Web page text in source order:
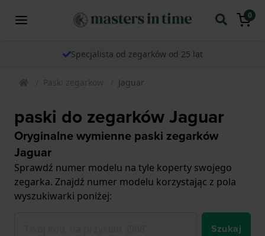
0
Specjalista od zegarków od 25 lat
Paski zegarkow Jaguar
paski do zegarków Jaguar
Oryginalne wymienne paski zegarków
Jaguar
Sprawdź numer modelu na tyle koperty swojego
zegarka. Znajdź numer modelu korzystając z pola
wyszukiwarki poniżej:
Szukaj